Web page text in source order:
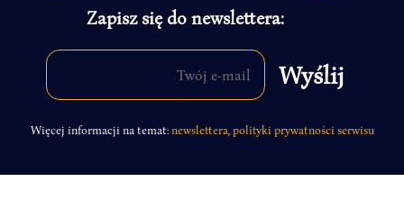
Zapisz się do newslettera:
Więcej informacji na temat:newslettera polityki prywatności serwisu